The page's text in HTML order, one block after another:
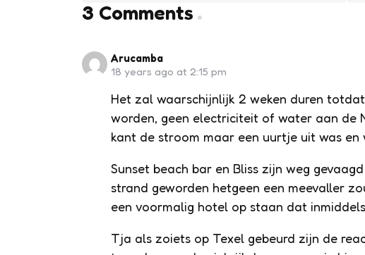
3 Comments
Arucamba
18 years ago at 2:15 pm
Het zal waarschijnlijk 2 weken duren
worden, geen electriciteit of water aan de
kant de stroom maar een uurtje uit was en
Sunset beach bar en Bliss zijn weg
strand geworden hetgeen een meevaller
een voormalig hotel op staan dat
Tja als zoiets op Texel gebeurd zijn de